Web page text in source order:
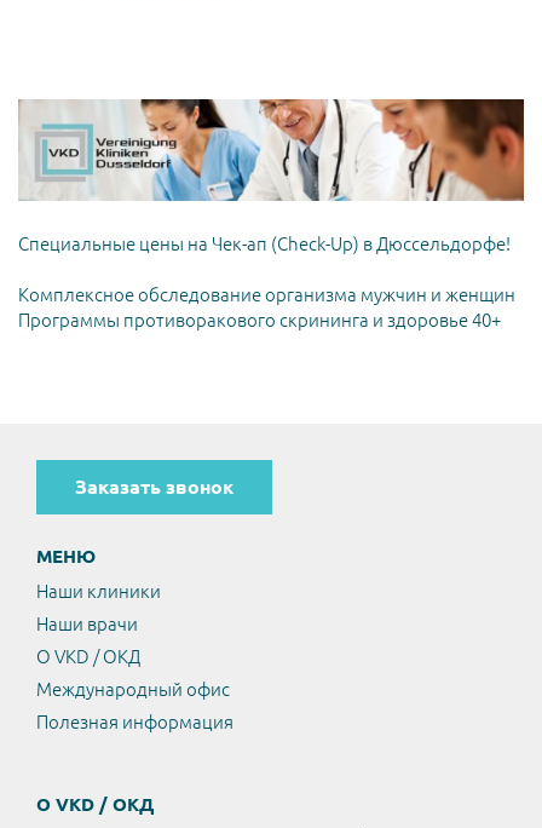
Специальные цены на Чек-ап (Check-Up) в Дюссельдорфе!
Комплексное обследование организма мужчин и женщин
Программы противоракового скрининга и здоровье 40+
Заказать звонок
МЕНЮ
Наши клиники
Наши врачи
О VKD / ОКД
Международный офис
Полезная информация
О VKD / ОКД